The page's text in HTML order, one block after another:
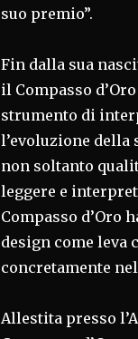
suo premio”.
Fin dalla sua
il Compasso
strumento di
l’evoluzione della
non soltanto
leggere e
Compasso
design come leva
concretamente
Allestita presso